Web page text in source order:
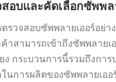
สอบและคัดเลือกซัพพล
รวจสอบซัพพลายเออร์อย่า
าสามารถเข้าถึงซัพพลายเ
ง กระบวนการนี้รวมถึงการ
นการผลิตของซัพพลายเอ